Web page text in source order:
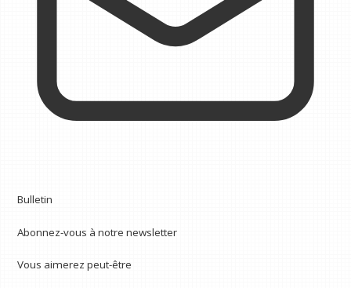
Bulletin
Abonnez-vous à notre newsletter
Vous aimerez peut-être